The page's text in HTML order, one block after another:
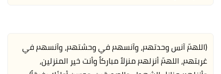
(اللهمّ آنس وحدتهم، وآنسهم في وحشتهم، وآنسهم في
غربتهم، اللهمّ أنزلهم منزلاً مباركاً وأنت خير المنزلين،